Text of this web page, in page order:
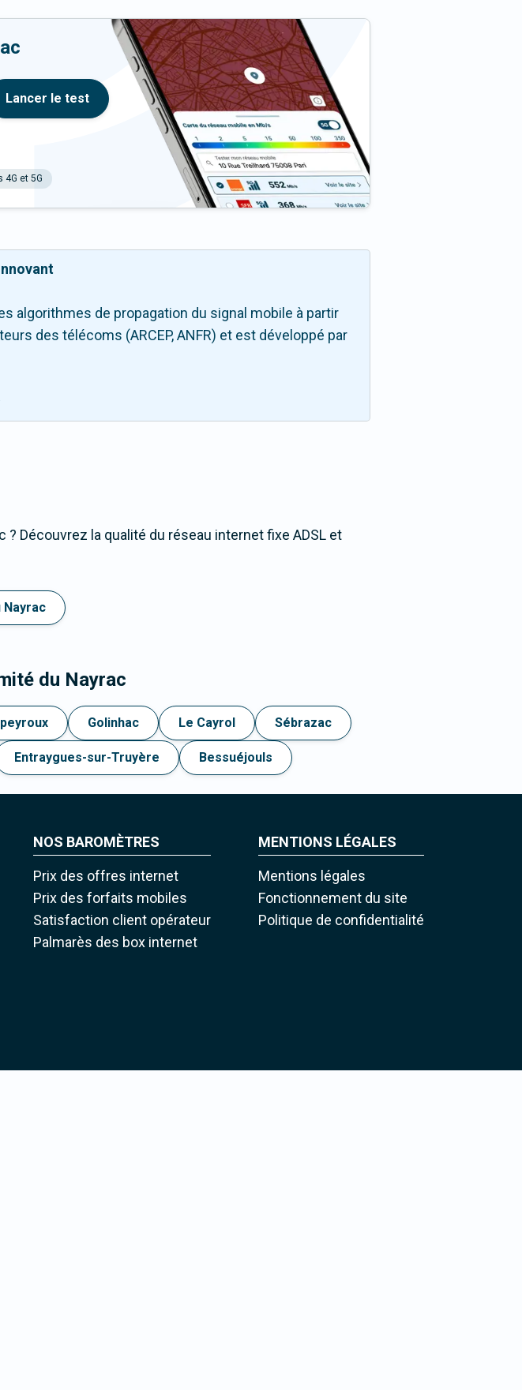
Lancer le test
4G et 5G
algorithmes de propagation du signal mobile à partir
des télécoms (ARCEP, ANFR) et est développé par
Découvrez la qualité du réseau internet fixe ADSL et
Nayrac
du Nayrac
Golinhac Le Cayrol Sébrazac
Entraygues-sur-Truyère Bessuéjouls
NOS BAROMÈTRES
Prix des offres internet
Prix des forfaits mobiles
Satisfaction client opérateur
Palmarès des box internet
MENTIONS LÉGALES
Mentions légales
Fonctionnement du site
Politique de confidentialité